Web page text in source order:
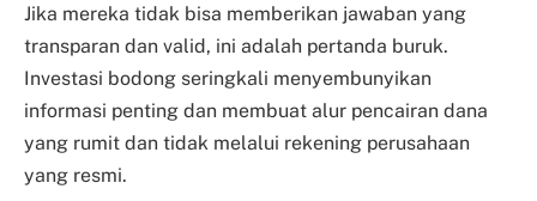
Jika mereka tidak bisa memberikan jawaban yang
transparan dan valid, ini adalah pertanda buruk.
Investasi bodong seringkali menyembunyikan
informasi penting dan membuat alur pencairan dana
yang rumit dan tidak melalui rekening perusahaan
yang resmi.